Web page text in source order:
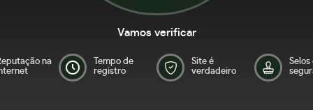
Vamos verificar
na
Tempo de
registro
Site é
verdadeiro
Selos